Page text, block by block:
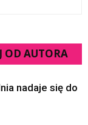
OD AUTORA
nadaje się do